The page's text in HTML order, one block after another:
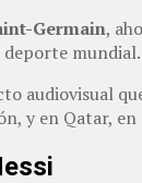
Germain,
deporte mundial.
audiovisual
y en Qatar,